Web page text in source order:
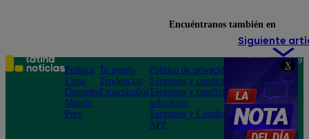
X
Siguiente
Encuéntranos también en
Política
Lima
Deportes
Mundo
Perú
Te ayudo
Tendencias
Espectáculos
Política de privacidad
Términos y condiciones
Términos y condiciones
aplicación
Términos y Condiciones
APP
Teléfono: 219
Av. San
Felipe 968
Jesús María